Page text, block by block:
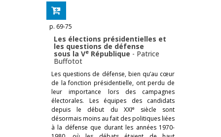
p. 69-75
Les élections présidentielles et
les questions de défense
sous la Ve République - Patrice
Buffotot
Les questions de défense, bien qu’au cœur
de la fonction présidentielle, ont perdu de
leur importance lors des campagnes
électorales. Les équipes des candidats
depuis le début du XXIesiècle sont
désormais moins au fait des politiques liées
à la défense que durant les années 1970-